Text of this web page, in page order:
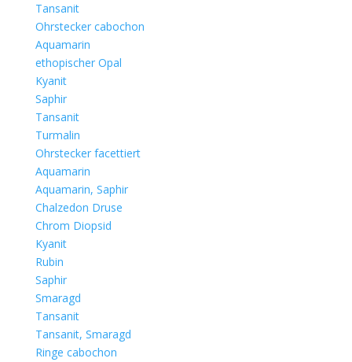
Tansanit
Ohrstecker cabochon
Aquamarin
ethopischer Opal
Kyanit
Saphir
Tansanit
Turmalin
Ohrstecker facettiert
Aquamarin
Aquamarin, Saphir
Chalzedon Druse
Chrom Diopsid
Kyanit
Rubin
Saphir
Smaragd
Tansanit
Tansanit, Smaragd
Ringe cabochon